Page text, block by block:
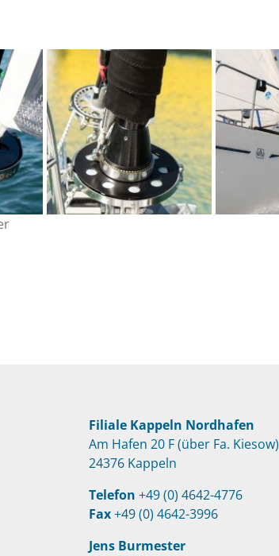
Filiale Kappeln Nordhafen
Am Hafen 20 F (über Fa. Kiesow)
24376 Kappeln
Telefon +49 (0) 4642-4776
Fax+49 (0) 4642-3996
Jens Burmester